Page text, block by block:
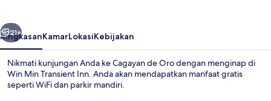
Berikutnya
21+
RingkasanKamarLokasiKebijakan
Nikmati kunjungan Anda ke Cagayan de Oro dengan menginap di
Win Min Transient Inn. Anda akan mendapatkan manfaat gratis
seperti WiFi dan parkir mandiri.